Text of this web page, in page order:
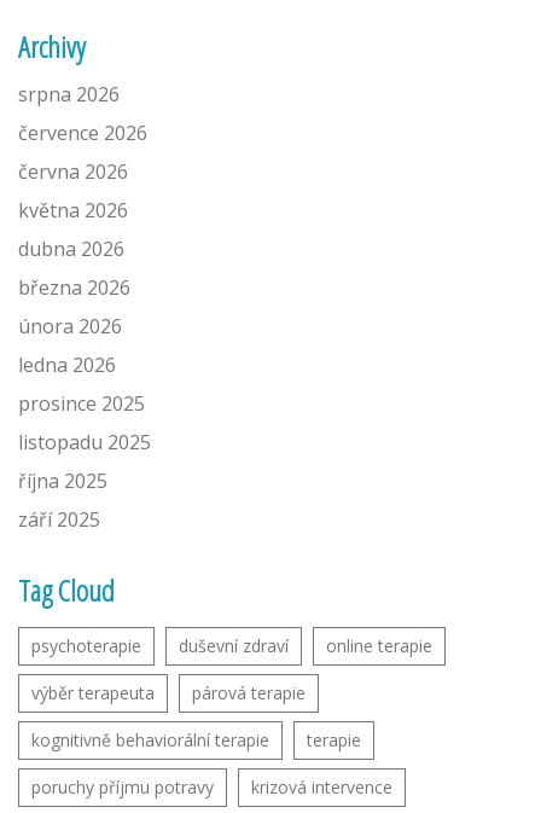
Archivy
srpna 2026
července 2026
června 2026
května 2026
dubna 2026
března 2026
února 2026
ledna 2026
prosince 2025
listopadu 2025
října 2025
září 2025
Tag Cloud
psychoterapie duševní zdraví online terapie
výběr terapeuta párová terapie
kognitivně behaviorální terapie terapie
poruchy příjmu potravy krizová intervence